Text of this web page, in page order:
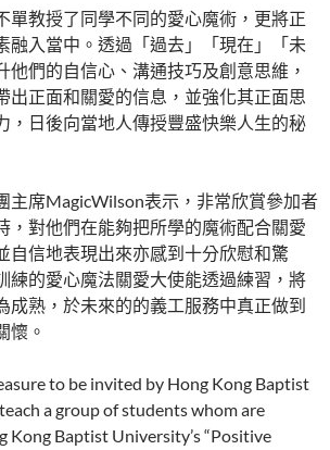
單教授了同學不同的愛心魔術，更將正
融入當中。透過「過去」「現在」「未
他們的自信心、溝通技巧及創意思維，
出正面和關愛的信息，並強化其正面思
，日後向當地人傳授豐盛快樂人生的秘
主席MagicWilson表示，非常欣賞參加者
，對他們在能夠把所學的魔術配合關愛
自信地表現出來亦感到十分欣慰和驚
練的愛心魔法關愛大使能透過練習，將
成熟，於未來的的義工服務中真正做到
懷。
to be invited by Hong Kong Baptist
a group of students whom are
Kong Baptist University’s “Positive